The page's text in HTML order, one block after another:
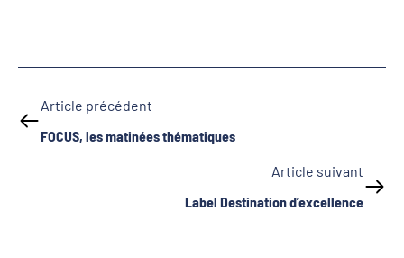
Article précédent
FOCUS, les matinées thématiques
Article suivant
Label Destination d’excellence